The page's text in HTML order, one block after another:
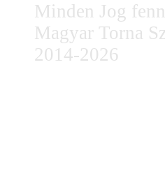
Minden Jog
Magyar Torna
2014-2026